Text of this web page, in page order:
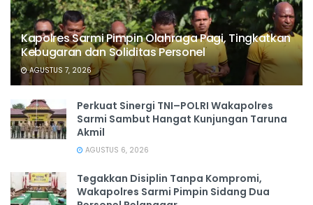
Kapolres Sarmi Pimpin Olahraga Pagi, Tingkatkan
Kebugaran dan Soliditas Personel
AGUSTUS 7, 2026
Perkuat Sinergi TNI–POLRI Wakapolres
Sarmi Sambut Hangat Kunjungan Taruna
Akmil
AGUSTUS 6, 2026
Tegakkan Disiplin Tanpa Kompromi,
Wakapolres Sarmi Pimpin Sidang Dua